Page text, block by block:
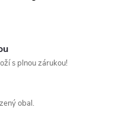
s plnou zárukou!
obal.